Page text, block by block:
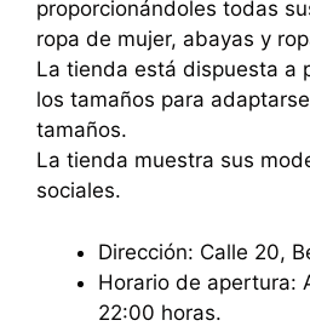
proporcionándoles todas
ropa de mujer, abayas y
La tienda está dispuesta a
los tamaños para
tamaños.
La tienda muestra sus
sociales.
Dirección: Calle 20,
Horario de apertura:
22:00 horas.